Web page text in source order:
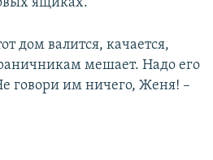
ящиках.
дом валится, качается,
мешает. Надо его
говори им ничего, Женя! –